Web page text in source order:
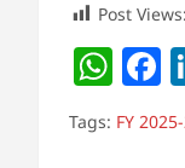
Post Views:
W
h
at
F
a
c
Tags: FY